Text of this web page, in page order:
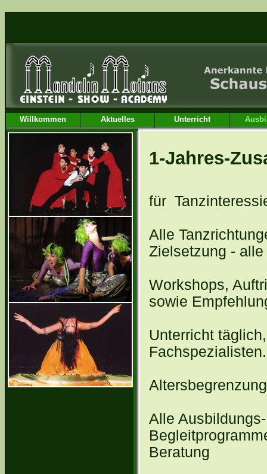
Willkommen Aktuelles Unterricht
1-Jahres-
für
Alle
Zielsetzung -
Workshops,
sowie
Unterricht
Alle
Beratung